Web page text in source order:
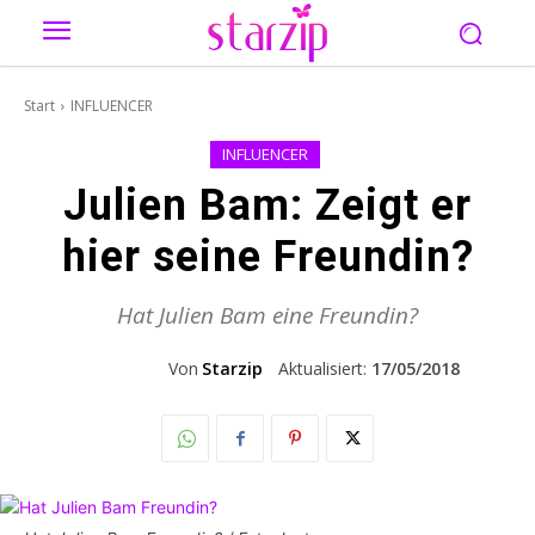
Start INFLUENCER
INFLUENCER
Julien Bam: Zeigt er
hier seine Freundin?
Hat Julien Bam eine Freundin?
Von Starzip Aktualisiert: 17/05/2018